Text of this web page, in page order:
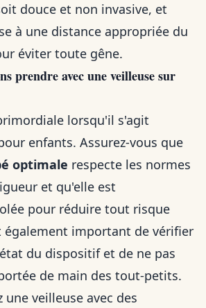
douce et non invasive, et
à une distance appropriée du
éviter toute gêne.
prendre avec une veilleuse sur
lorsqu'il s'agit
enfants. Assurez-vous que
optimale respecte les normes
et qu'elle est
pour réduire tout risque
également important de vérifier
du dispositif et de ne pas
de main des tout-petits.
une veilleuse avec des